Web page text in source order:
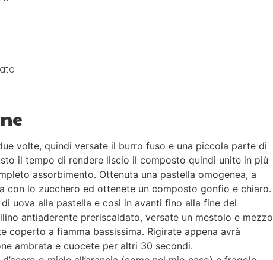
volte, quindi versate il burro fuso e una piccola parte di
il tempo di rendere liscio il composto quindi unite in più
assorbimento. Ottenuta una pastella omogenea, a
con lo zucchero ed ottenete un composto gonfio e chiaro.
uova alla pastella e così in avanti fino alla fine del
antiaderente preriscaldato, versate un mestolo e mezzo
coperto a fiamma bassissima. Rigirate appena avrà
ambrata e cuocete per altri 30 secondi.